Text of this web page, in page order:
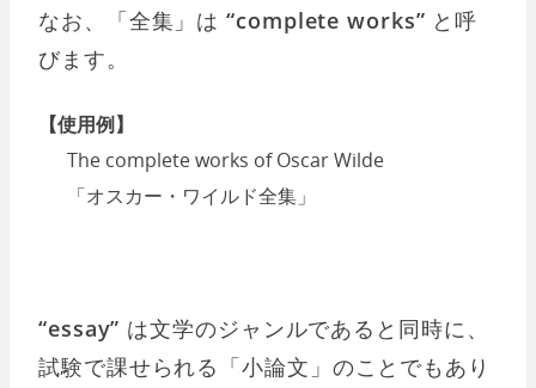
なお、「全集」は “complete works” と呼
びます。
【使用例】
The complete works of Oscar Wilde
「オスカー・ワイルド全集」
“essay” は文学のジャンルであると同時に、
試験で課せられる「小論文」のことでもあり